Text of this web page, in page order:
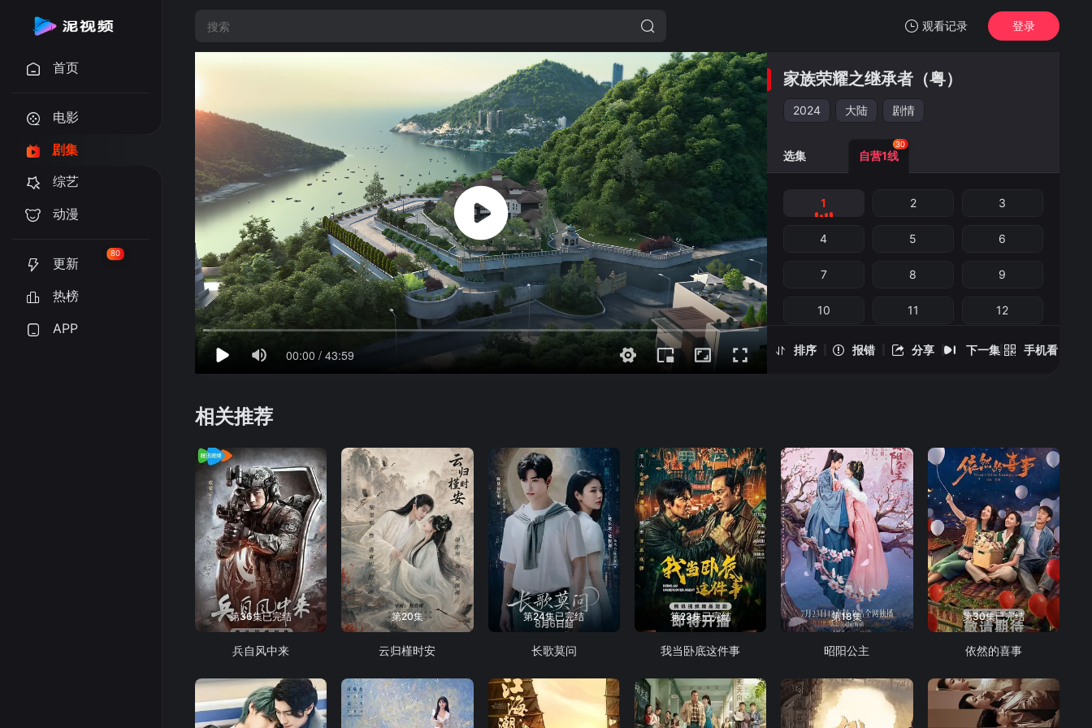
观看记录
我的观影记录
家族荣耀之继承者（粤）
登录
首页
电影
剧集
综艺
动漫
更新
80
热榜
APP
家族荣耀之继承者（粤）
2024 大陆 剧情
排序 报错 分享 下一集 手机看
选集 自营1线
30
1 2 3
4 5 6
7 8 9
10 11 12
14 15
22 23 24
25 26 27
28 29 30
相关推荐
第36集已完结
兵自风中来
第20集
云归槿时安
第24集已完结
长歌莫问
第23集已完结
我当卧底这件事
第18集
昭阳公主
第30集已完结
依然的喜事